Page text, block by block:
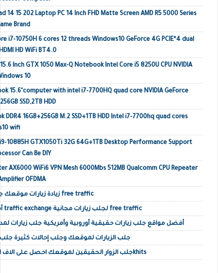
14 15 202 Laptop PC 14 Inch FHD Matte Screen AMD R5 5000 Series
Brand
i7-10750H 6 cores 12 threads Windows10 GeForce 4G PCIE*4 dual
HD WiFi BT4.0
Inch GTX 1050 Max-Q Notebook Intel Core i5 8250U CPU NVIDIA
10
15.6"computer with intel i7-7700HQ quad core NVIDIA GeForce
SSD,2TB HDD
DDR4 16GB+256GB M.2 SSD+1TB HDD Intel i7-7700hq quad cores
wifi
10885H GTX1050Ti 32G 64G+1TB Desktop Performance Support
Can Be DIY
AX6000 WiFi6 VPN Mesh 6000Mbs 512MB Qualcomm CPU Repeater
OFDMA
زيادة زيارات موقعك جلب زيارات حقيقية أجنبية free traffic
أفضل مواقع تبادل الزيارات traffic exchange لجلب زيارات مجانية free traffic
أفضل مواقع جلب زيارات حقيقية أوروبية وأمريكية جلب زيارات
جلب الزيارات لموقعك وجلب إحالات كثيرة جلب
جلب الزوار الحقيقين لموقعك احصل على الاف الزوار المستهدفين عبر 10khits